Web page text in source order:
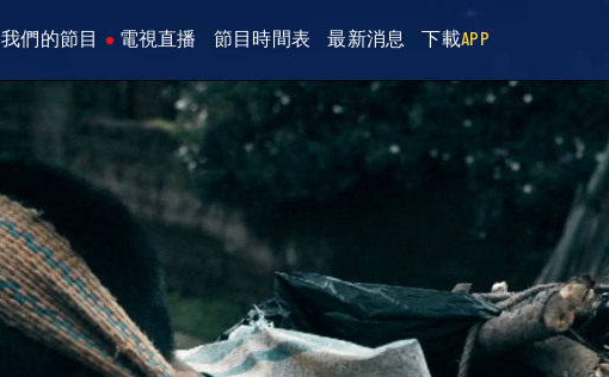
我們的節目 電視直播 節目時間表 最新消息 下載APP